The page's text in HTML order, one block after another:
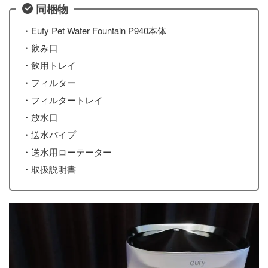
同梱物
・Eufy Pet Water Fountain P940本体
・飲み口
・飲用トレイ
・フィルター
・フィルタートレイ
・放水口
・送水パイプ
・送水用ローテーター
・取扱説明書